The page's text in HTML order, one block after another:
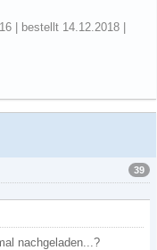
| bestellt 14.12.2018 |
39
nachgeladen...?